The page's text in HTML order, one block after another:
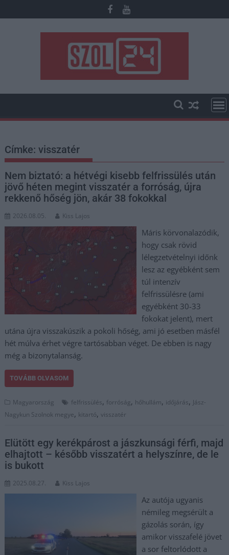
to
Címke:visszatér
Nem biztató: a hétvégi kisebb felfrissülés után
jövő héten megint visszatér a forróság, újra
rekkenő hőség jön, akár 38 fokokkal
2026.08.05. Kiss Lajos
Máris körvonalazódik,
hogy csak rövid
lélegzetvételnyi időnk
lesz az egyébként sem
túl intenzív
felfrissülésre (ami
egyébként 30-33
fokokat jelent), mert
utána újra visszakúszik a pokoli hőség, ami jó esetben másfél
hét múlva érhet végre tartósabban véget. De ebben is nagy
még a bizonytalanság.
TOVÁBB OLVASOM
Magyarország felfrissülés, forróság, hőhullám, időjárás, Jász-
Nagykun Szolnok megye, kitartó,visszatér
Elütött egy kerékpárost a jászkunsági férfi, majd
elhajtott – később visszatért a helyszínre, de le
is bukott
2025.08.27. Kiss Lajos
Az autója ugyanis
némileg megsérült a
gázolás során, így
amikor visszafelé jövet
a sor feltorlódott a